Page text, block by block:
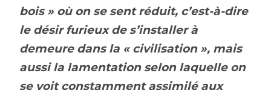
bois » où on se sent réduit, c’est-à-dire
le désir furieux de s’installer à
demeure dans la « civilisation », mais
aussi la lamentation selon laquelle on
se voit constamment assimilé aux